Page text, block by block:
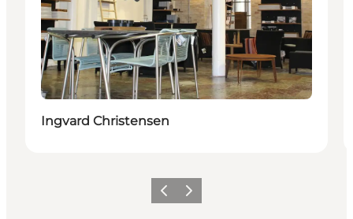
Ingvard Christensen
ForrigeNæste